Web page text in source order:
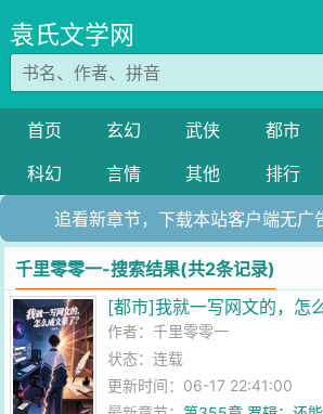
袁氏文学网
首页 玄幻 武侠 都市
科幻
言情 其他 排行
追看新章节，下载本站客户端无广
千里零零一-搜索结果(共2条记录)
[都市]我就一写网文的，怎
作者：千里零零一
状态：连载
更新时间：06-17 22:41:00